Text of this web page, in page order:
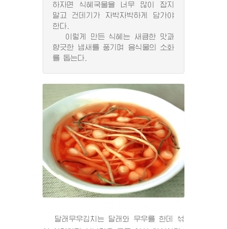
하자면 식혜국물을 너무 많이 잡지
말고 건데기가 자박자박하게 담가야
한다.
이렇게 만든 식혜는 새큼한 맛과
향긋한 냄새를 풍기며 음식물의 소화
를 돕는다.
달래무우김치는 달래와 무우를 한데 섞